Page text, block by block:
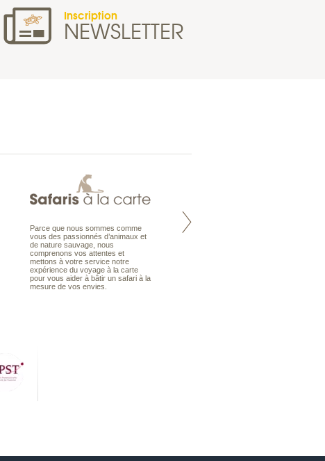
Inscription
NEWSLETTER
Parce que nous sommes comme
vous des passionnés d’animaux et
de nature sauvage, nous
comprenons vos attentes et
mettons à votre service notre
expérience du voyage à la carte
pour vous aider à bâtir un safari à la
mesure de vos envies.
Maldives à la Carte propose tous